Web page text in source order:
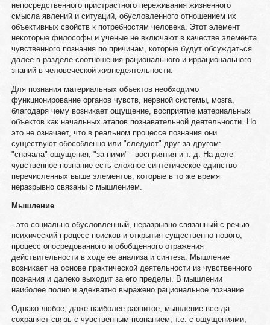
непосредственного пристрастного переживания жизненного
смысла явлений и ситуаций, обусловленного отношением их
объективных свойств к потребностям человека. Этот элемент
некоторые философы и ученые не включают в качестве элемента
чувственного познания по причинам, которые будут обсуждаться
далее в разделе соотношения рационального и иррационального
знаний в человеческой жизнедеятельности.
Для познания материальных объектов необходимо
функционирование органов чувств, нервной системы, мозга,
благодаря чему возникает ощущение, восприятие материальных
объектов как начальных этапов познавательной деятельности. Но
это не означает, что в реальном процессе познания они
существуют обособленно или "следуют" друг за другом:
"сначала" ощущения, "за ними" - восприятия и т. д. На деле
чувственное познание есть сложное синтетическое единство
перечисленных выше элементов, которые в то же время
неразрывно связаны с мышлением.
Мышление
- это социально обусловленный, неразрывно связанный с речью
психический процесс поисков и открытия существенно нового,
процесс опосредованного и обобщенного отражения
действительности в ходе ее анализа и синтеза. Мышление
возникает на основе практической деятельности из чувственного
познания и далеко выходит за его пределы. В мышлении
наиболее полно и адекватно выражено рациональное познание.
Однако любое, даже наиболее развитое, мышление всегда
сохраняет связь с чувственным познанием, т.е. с ощущениями,